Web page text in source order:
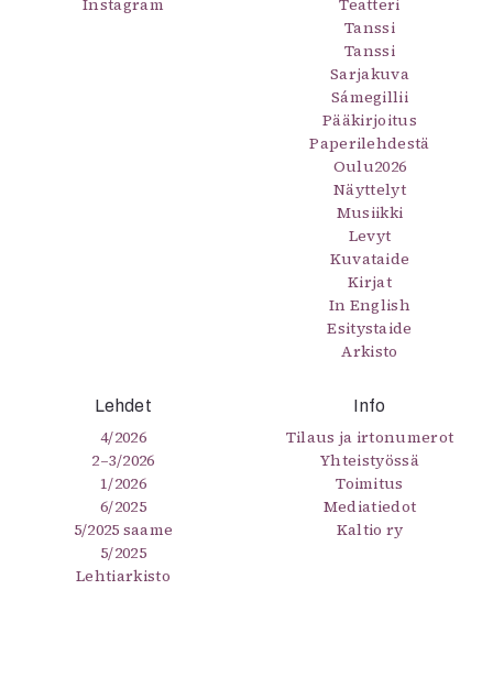
Instagram
Teatteri
Tanssi
Tanssi
Sarjakuva
Sámegillii
Pääkirjoitus
Paperilehdestä
Oulu2026
Näyttelyt
Musiikki
Levyt
Kuvataide
Kirjat
In English
Esitystaide
Arkisto
Lehdet
4/2026
2–3/2026
1/2026
6/2025
5/2025 saame
5/2025
Lehtiarkisto
Info
Tilaus ja irtonumerot
Yhteistyössä
Toimitus
Mediatiedot
Kaltio ry